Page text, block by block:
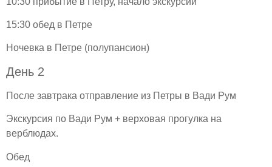
15:30 обед в Петре
Ночевка в Петре (полупансион)
День 2
После завтрака отправление из Петры в Вади Рум
Экскурсия по Вади Рум + верховая прогулка на
верблюдах.
Обед